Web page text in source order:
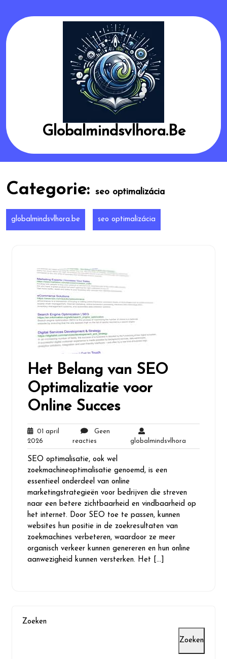
content
Globalmindsvlhora.be
Categorie: seo optimalizácia
globalmindsvlhora.be seo optimalizácia
Het Belang van SEO
Optimalizatie voor
Online Succes
01 april
2026
april
2026
Geen
reactiesGeen
reacties
globalmindsvlhora
SEO optimalisatie, ook wel
zoekmachineoptimalisatie genoemd, is een
essentieel onderdeel van online
marketingstrategieën voor bedrijven die streven
naar een betere zichtbaarheid en vindbaarheid op
het internet. Door SEO toe te passen, kunnen
websites hun positie in de zoekresultaten van
zoekmachines verbeteren, waardoor ze meer
organisch verkeer kunnen genereren en hun online
aanwezigheid kunnen versterken. Het […]
Zoeken
Zoeken